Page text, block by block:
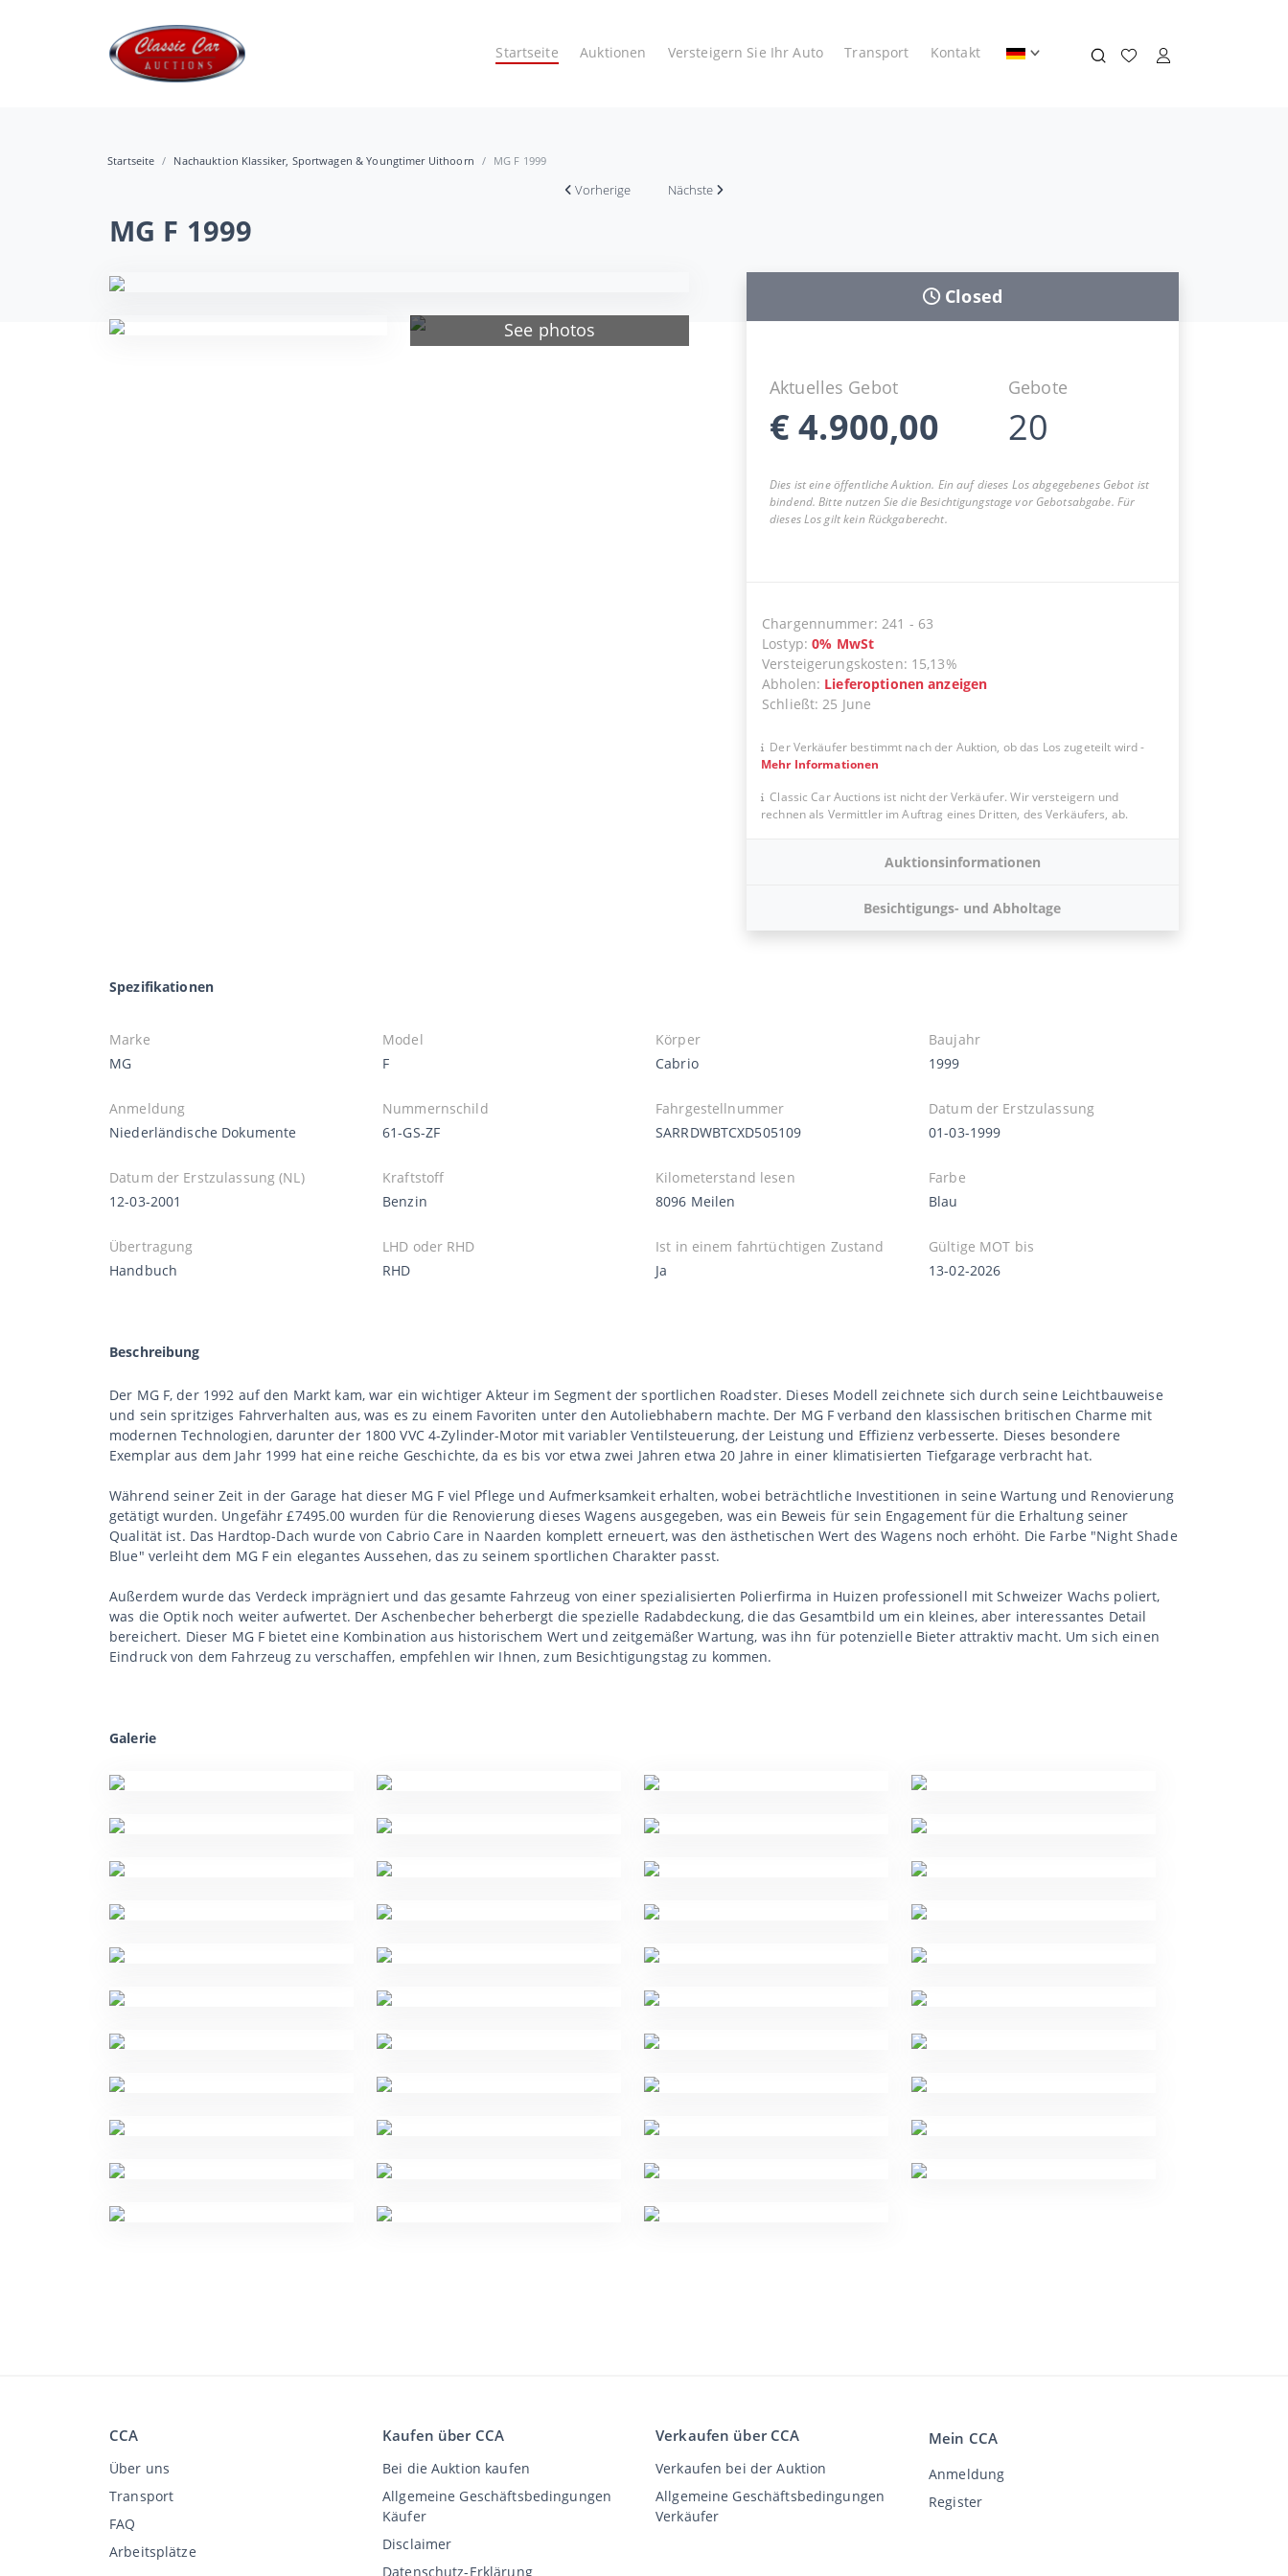
Startseite Auktionen Versteigern Sie Ihr Auto Transport Kontakt
Startseite Nachauktion Klassiker, Sportwagen & Youngtimer Uithoorn MG F 1999
Vorherige Nächste
MG F 1999
See photos
Closed
Aktuelles Gebot
€4.900,00
Gebote
20
Dies ist eine öffentliche Auktion. Ein auf dieses Los abgegebenes Gebot ist
bindend. Bitte nutzen Sie die Besichtigungstage vor Gebotsabgabe. Für
dieses Los gilt kein Rückgaberecht.
Chargennummer: 241 - 63
Lostyp:0% MwSt
Versteigerungskosten: 15,13%
Abholen: Lieferoptionen anzeigen
Schließt:25 June
Der Verkäufer bestimmt nach der Auktion, ob das Los zugeteilt wird-
Mehr Informationen
Classic Car Auctions ist nicht der Verkäufer. Wir versteigern und
rechnen als Vermittler im Auftrag eines Dritten, des Verkäufers, ab.
Auktionsinformationen
Besichtigungs- und Abholtage
Spezifikationen
Marke
MG
Model
F
Körper
Cabrio
Baujahr
1999
Anmeldung
Niederländische Dokumente
Nummernschild
61-GS-ZF
Fahrgestellnummer
SARRDWBTCXD505109
Datum der Erstzulassung
01-03-1999
Datum der Erstzulassung (NL)
12-03-2001
Kraftstoff
Benzin
Kilometerstand lesen
8096 Meilen
Farbe
Blau
Übertragung
Handbuch
LHD oder RHD
RHD
Ist in einem fahrtüchtigen Zustand
Ja
Gültige MOT bis
13-02-2026
Beschreibung
Der MG F, der 1992 auf den Markt kam, war ein wichtiger Akteur im Segment der sportlichen Roadster. Dieses Modell zeichnete sich durch seine Leichtbauweise
und sein spritziges Fahrverhalten aus, was es zu einem Favoriten unter den Autoliebhabern machte. Der MG F verband den klassischen britischen Charme mit
modernen Technologien, darunter der 1800 VVC 4-Zylinder-Motor mit variabler Ventilsteuerung, der Leistung und Effizienz verbesserte. Dieses besondere
Exemplar aus dem Jahr 1999 hat eine reiche Geschichte, da es bis vor etwa zwei Jahren etwa 20 Jahre in einer klimatisierten Tiefgarage verbracht hat.
Während seiner Zeit in der Garage hat dieser MG F viel Pflege und Aufmerksamkeit erhalten, wobei beträchtliche Investitionen in seine Wartung und Renovierung
getätigt wurden. Ungefähr £7495.00 wurden für die Renovierung dieses Wagens ausgegeben, was ein Beweis für sein Engagement für die Erhaltung seiner
Qualität ist. Das Hardtop-Dach wurde von Cabrio Care in Naarden komplett erneuert, was den ästhetischen Wert des Wagens noch erhöht. Die Farbe "Night Shade
Blue" verleiht dem MG F ein elegantes Aussehen, das zu seinem sportlichen Charakter passt.
Außerdem wurde das Verdeck imprägniert und das gesamte Fahrzeug von einer spezialisierten Polierfirma in Huizen professionell mit Schweizer Wachs poliert,
was die Optik noch weiter aufwertet. Der Aschenbecher beherbergt die spezielle Radabdeckung, die das Gesamtbild um ein kleines, aber interessantes Detail
bereichert. Dieser MG F bietet eine Kombination aus historischem Wert und zeitgemäßer Wartung, was ihn für potenzielle Bieter attraktiv macht. Um sich einen
Eindruck von dem Fahrzeug zu verschaffen, empfehlen wir Ihnen, zum Besichtigungstag zu kommen.
Galerie
CCA
Über uns
Transport
FAQ
Arbeitsplätze
Kaufen über CCA
Bei die Auktion kaufen
Allgemeine Geschäftsbedingungen
Käufer
Disclaimer
Datenschutz-Erklärung
Verkaufen über CCA
Verkaufen bei der Auktion
Allgemeine Geschäftsbedingungen
Verkäufer
Mein CCA
Anmeldung
Register